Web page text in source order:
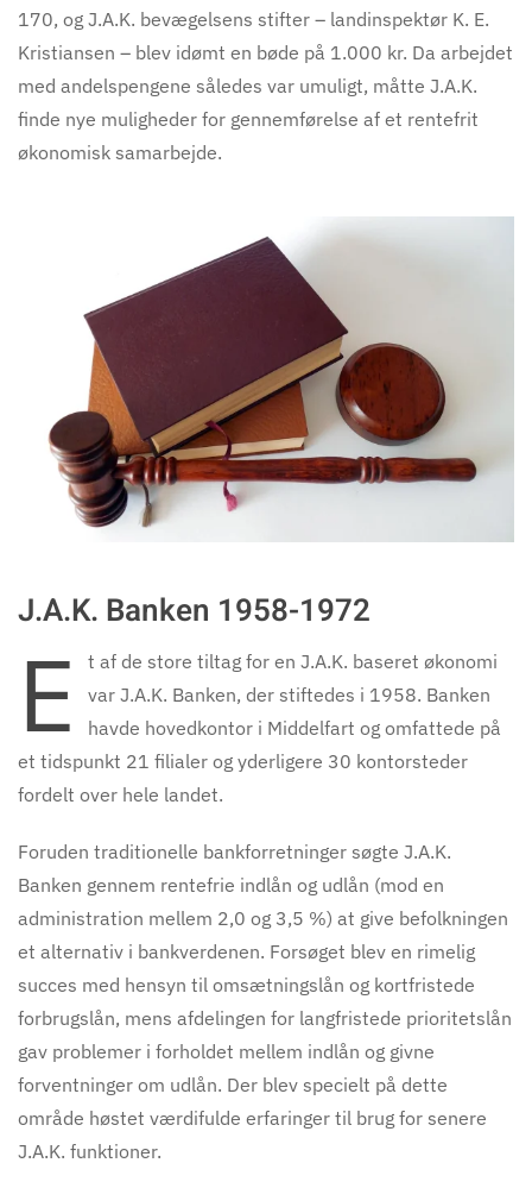
170, og J.A.K. bevægelsens stifter – landinspektør K. E.
Kristiansen – blev idømt en bøde på 1.000 kr. Da arbejdet
med andelspengene således var umuligt, måtte J.A.K.
finde nye muligheder for gennemførelse af et rentefrit
økonomisk samarbejde.
J.A.K. Banken 1958-1972
E
t af de store tiltag for en J.A.K. baseret økonomi
var J.A.K. Banken, der stiftedes i 1958. Banken
havde hovedkontor i Middelfart og omfattede på
et tidspunkt 21 filialer og yderligere 30 kontorsteder
fordelt over hele landet.
Foruden traditionelle bankforretninger søgte J.A.K.
Banken gennem rentefrie indlån og udlån (mod en
administration mellem 2,0 og 3,5 %) at give befolkningen
et alternativ i bankverdenen. Forsøget blev en rimelig
succes med hensyn til omsætningslån og kortfristede
forbrugslån, mens afdelingen for langfristede prioritetslån
gav problemer i forholdet mellem indlån og givne
forventninger om udlån. Der blev specielt på dette
område høstet værdifulde erfaringer til brug for senere
J.A.K. funktioner.